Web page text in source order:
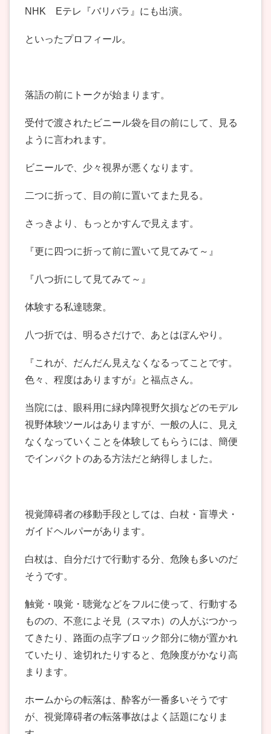
NHK Eテレ『バリバラ』にも出演。
といったプロフィール。
落語の前にトークが始まります。
受付で渡されたビニール袋を目の前にして、見る
ように言われます。
ビニールで、少々視界が悪くなります。
二つに折って、目の前に置いてまた見る。
さっきより、もっとかすんで見えます。
『更に四つに折って前に置いて見てみて～』
『八つ折にして見てみて～』
体験する私達聴衆。
八つ折では、明るさだけで、あとはぼんやり。
『これが、だんだん見えなくなるってことです。
色々、程度はありますが』と福点さん。
当院には、眼科用に緑内障視野欠損などのモデル
視野体験ツールはありますが、一般の人に、見え
なくなっていくことを体験してもらうには、簡便
でインパクトのある方法だと納得しました。
視覚障碍者の移動手段としては、白杖・盲導犬・
ガイドヘルパーがあります。
白杖は、自分だけで行動する分、危険も多いのだ
そうです。
触覚・嗅覚・聴覚などをフルに使って、行動する
ものの、不意によそ見（スマホ）の人がぶつかっ
てきたり、路面の点字ブロック部分に物が置かれ
ていたり、途切れたりすると、危険度がかなり高
まります。
ホームからの転落は、酔客が一番多いそうです
が、視覚障碍者の転落事故はよく話題になりま